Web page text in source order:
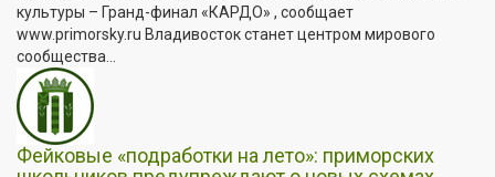
культуры – Гранд-финал «КАРДО» , сообщает
www.primorsky.ru Владивосток станет центром мирового
сообщества...
Фейковые «подработки на лето»: приморских